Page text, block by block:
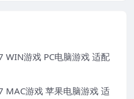
WIN游戏 PC电脑游戏 适配
MAC游戏 苹果电脑游戏 适